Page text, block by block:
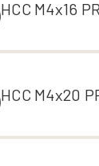
HCC M4x16
HCC M4x20